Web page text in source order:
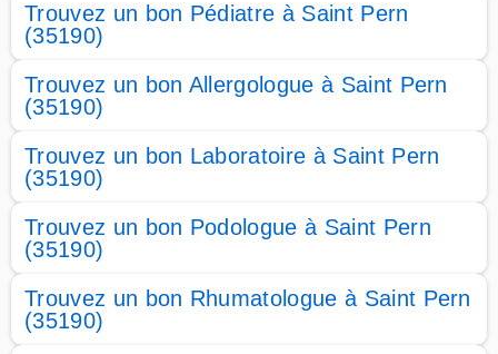
Trouvez un bon Pédiatre à Saint Pern
(35190)
Trouvez un bon Allergologue à Saint Pern
(35190)
Trouvez un bon Laboratoire à Saint Pern
(35190)
Trouvez un bon Podologue à Saint Pern
(35190)
Trouvez un bon Rhumatologue à Saint Pern
(35190)